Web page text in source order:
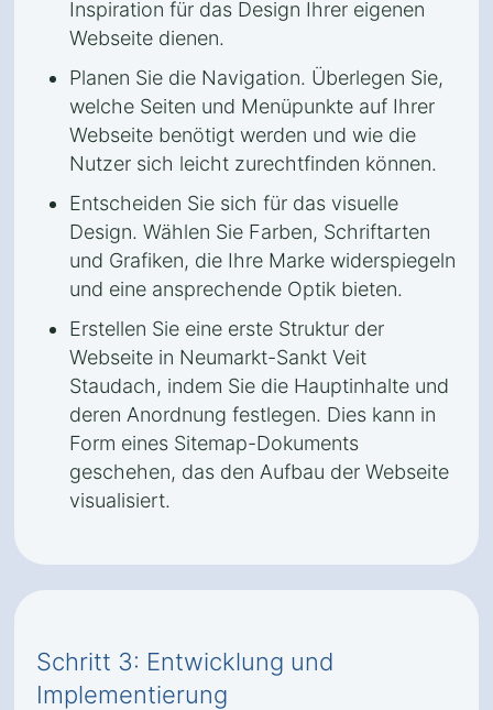
Inspiration für das Design Ihrer eigenen
Webseite dienen.
Planen Sie die Navigation. Überlegen Sie,
welche Seiten und Menüpunkte auf Ihrer
Webseite benötigt werden und wie die
Nutzer sich leicht zurechtfinden können.
Entscheiden Sie sich für das visuelle
Design. Wählen Sie Farben, Schriftarten
und Grafiken, die Ihre Marke widerspiegeln
und eine ansprechende Optik bieten.
Erstellen Sie eine erste Struktur der
Webseite in Neumarkt-Sankt Veit
Staudach, indem Sie die Hauptinhalte und
deren Anordnung festlegen. Dies kann in
Form eines Sitemap-Dokuments
geschehen, das den Aufbau der Webseite
visualisiert.
Schritt 3: Entwicklung und
Implementierung